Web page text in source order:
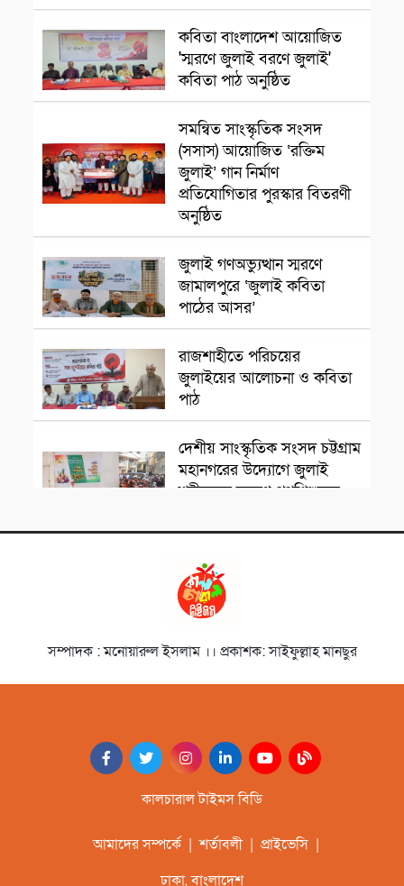
কবিতা বাংলাদেশ আয়োজিত
'স্মরণে জুলাই বরণে জুলাই'
কবিতা পাঠ অনুষ্ঠিত
সমন্বিত সাংস্কৃতিক সংসদ
(সসাস) আয়োজিত ‘রক্তিম
জুলাই’ গান নির্মাণ
প্রতিযোগিতার পুরস্কার বিতরণী
অনুষ্ঠিত
জুলাই গণঅভ্যুত্থান স্মরণে
জামালপুরে ‘জুলাই কবিতা
পাঠের আসর’
রাজশাহীতে পরিচয়ের
জুলাইয়ের আলোচনা ও কবিতা
পাঠ
দেশীয় সাংস্কৃতিক সংসদ চট্টগ্রাম
মহানগরের উদ্যোগে জুলাই
শহীদদের স্মরণে পথশিশুদের
নাট্যকার ডা. আবু হেনা আবিদ
জাফর স্মরণে আলোচনা সভা ও
দোয়া মাহফিল
‘বিদ্রোহের স্বরলিপি’নজরুল
জয়ন্তী উৎসব অনুষ্ঠিত
বাংলার মৃত্তিকার কবি আল
মুজাহিদী স্মরণসভা অনুষ্ঠিত
সম্পাদক : মনোয়ারুল ইসলাম ।। প্রকাশক: সাইফুল্লাহ মানছুর
কালচারাল টাইমস বিডি
আমাদের সম্পর্কে | শর্তাবলী | প্রাইভেসি |
ঢাকা, বাংলাদেশ